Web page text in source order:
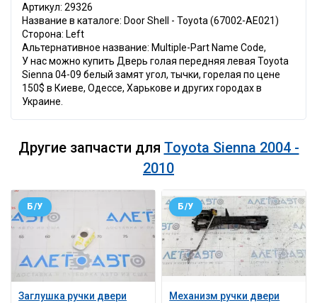
Артикул: 29326
Название в каталоге: Door Shell - Toyota (67002-AE021)
Сторона: Left
Альтернативное название: Multiple-Part Name Code,
У нас можно купить Дверь голая передняя левая Toyota
Sienna 04-09 белый замят угол, тычки, горелая по цене
150$ в Киеве, Одессе, Харькове и других городах в
Украине.
Другие запчасти для Toyota Sienna 2004 -
2010
Заглушка ручки двери
Б/У
Механизм ручки двери
Б/У